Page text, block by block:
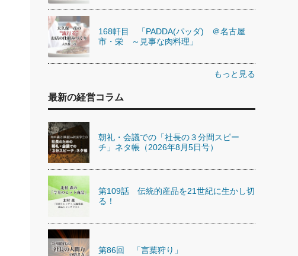
168軒目 「PADDA(パッダ) ＠名古屋
市・栄 ～見事な肉料理」
もっと見る
最新の経営コラム
朝礼・会議での「社長の３分間スピー
チ」ネタ帳（2026年8月5日号）
第109話 伝統的産品を21世紀に生かし切
る！
第86回 「言葉狩り」